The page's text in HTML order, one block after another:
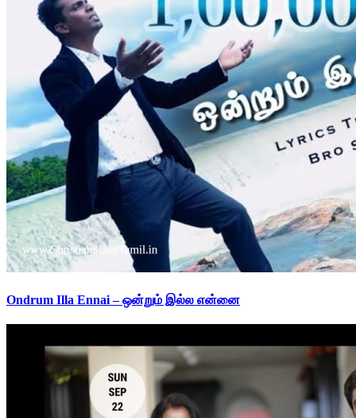
Ondrum Illa Ennai – ஒன்றும் இல்ல என்னை